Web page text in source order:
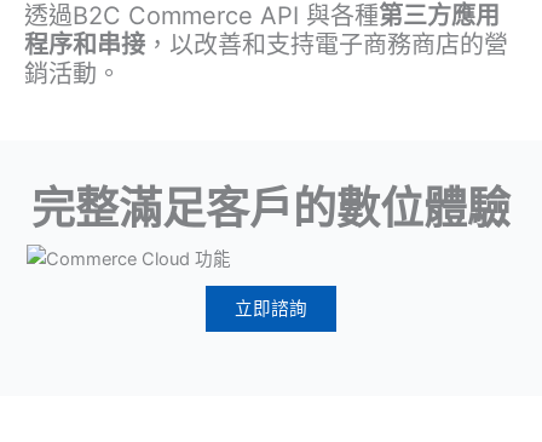
透過B2C Commerce API 與各種第三方應用
程序和串接 ，以改善和支持電子商務商店的營
銷活動。
完整滿足客戶的數位體驗
立即諮詢